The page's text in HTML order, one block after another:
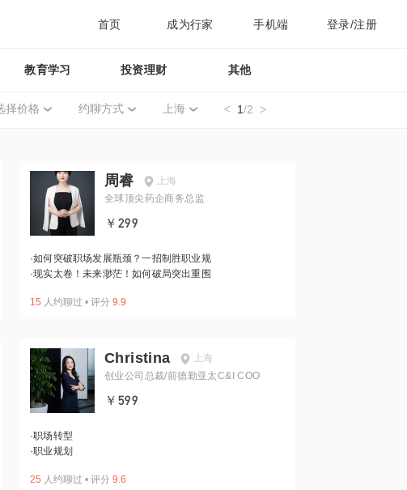
首页 成为行家 手机端 登录/注册
教育学习 投资理财 其他
择价格 约聊方式 上海 1/2
周睿
上海
全球顶尖药企商务总监
￥299
·如何突破职场发展瓶颈？一招制胜职业规
·现实太卷！未来渺茫！如何破局突出重围
15 人约聊过 • 评分 9.9
Christina
上海
创业公司总裁/前德勤亚太C&I COO
￥599
·职场转型
·职业规划
25 人约聊过 • 评分 9.6